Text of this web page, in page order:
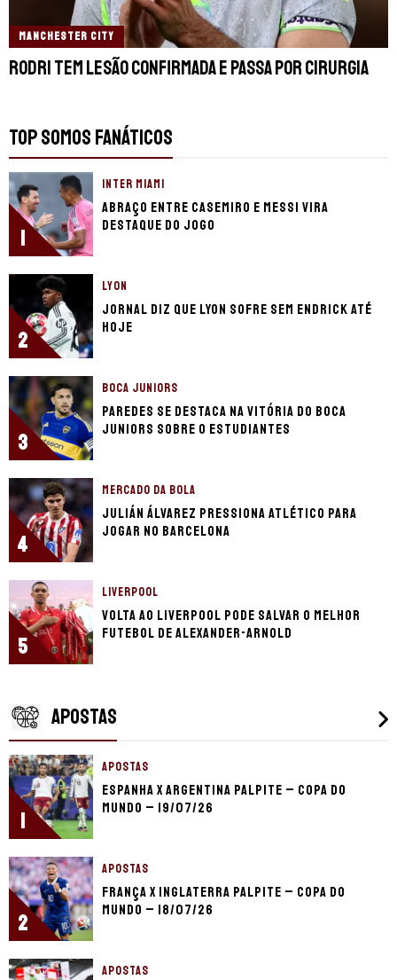
MANCHESTER CITY
Rodri tem lesão confirmada e passa por cirurgia
TOP SOMOS FANÁTICOS
1
INTER MIAMI
Abraço entre Casemiro e Messi vira
destaque do jogo
2
LYON
Jornal diz que Lyon sofre sem Endrick até
hoje
3
BOCA JUNIORS
Paredes se destaca na vitória do Boca
Juniors sobre o Estudiantes
4
MERCADO DA BOLA
Julián Álvarez pressiona Atlético para
jogar no Barcelona
5
LIVERPOOL
Volta ao Liverpool pode salvar o melhor
futebol de Alexander-Arnold
APOSTAS
1
APOSTAS
Espanha x Argentina palpite – Copa do
Mundo – 19/07/26
2
APOSTAS
França x Inglaterra palpite – Copa do
Mundo – 18/07/26
APOSTAS